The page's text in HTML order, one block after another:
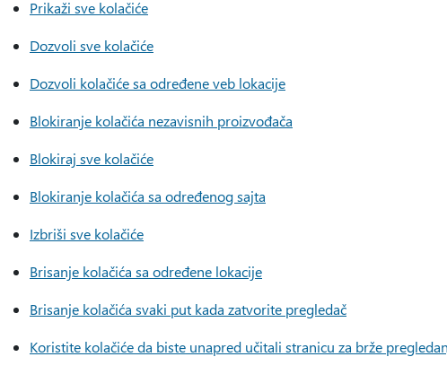
Prikaži sve kolačiće
Dozvoli sve kolačiće
Dozvoli kolačiće sa određene veb lokacije
Blokiranje kolačića nezavisnih proizvođača
Blokiraj sve kolačiće
Blokiranje kolačića sa određenog sajta
Izbriši sve kolačiće
Brisanje kolačića sa određene lokacije
Brisanje kolačića svaki put kada zatvorite pregledač
Koristite kolačiće da biste unapred učitali stranicu za brže